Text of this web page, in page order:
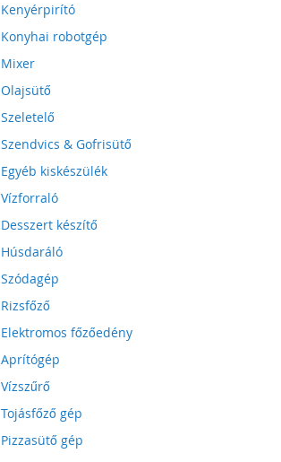
Kenyérpirító
Konyhai robotgép
Mixer
Olajsütő
Szeletelő
Szendvics & Gofrisütő
Egyéb kiskészülék
Vízforraló
Desszert készítő
Húsdaráló
Szódagép
Rizsfőző
Elektromos főzőedény
Aprítógép
Vízszűrő
Tojásfőző gép
Pizzasütő gép